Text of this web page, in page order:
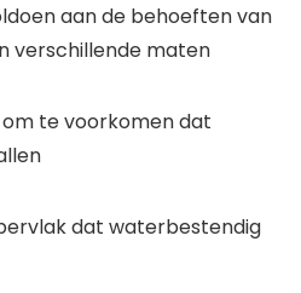
aan de behoeften van
verschillende maten
te voorkomen dat
dat waterbestendig